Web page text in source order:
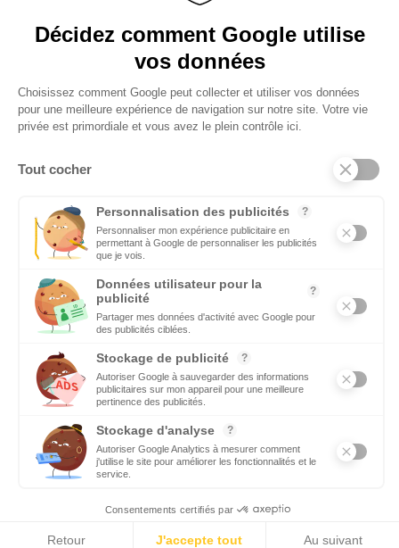
EMPLOI
C’est une priorité pour Ecomnews d’aider les personnes qui
recherchent un emploi ou une formation. Retrouvez aussi les
offres d’emploi des entreprises
Quels sont les décideurs qui font l’actualité économique et
Copyright © 2026 - Tous droits réservés
Qui sommes-nous ?
Contact
Conditions générales d’utilisation
EcomNews recrute